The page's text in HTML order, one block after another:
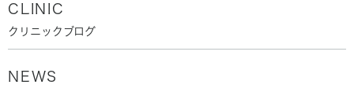
CLINIC
クリニックブログ
NEWS